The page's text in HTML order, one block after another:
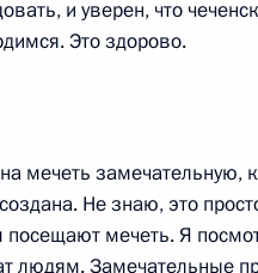
Сергеем Собяниным
среда
просветительского
и уверен, что
Это здорово.
мечеть замечательную,
Не знаю, это
мечеть. Я
людям. Замечательные